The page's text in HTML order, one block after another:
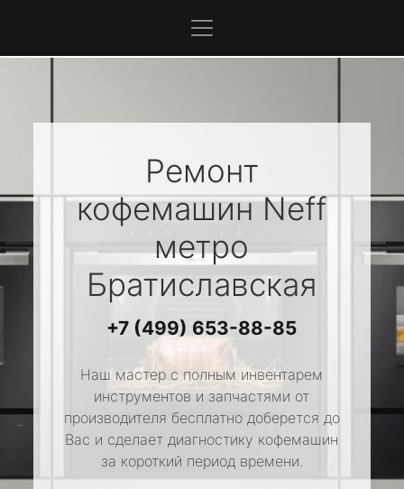
Ремонт
кофемашинNeff
метро
Братиславская
+7 (499) 653-88-85
Наш мастер с полным инвентарем
инструментов и запчастями от
производителя бесплатно доберется до
Вас и сделает диагностику кофемашин
за короткий период времени.